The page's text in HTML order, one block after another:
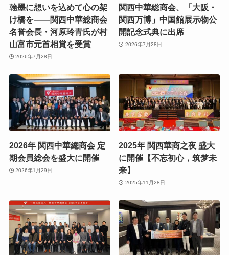
翰墨に想いを込めて心の架
け橋を——関西中華総商会
名誉会長・河原玲青氏が村
山富市元首相賞を受賞
2026年7月28日
関西中華総商会、「大阪・
関西万博」中国館展示物公
開記念式典に出席
2026年7月28日
2026年 関西中華總商会 定
期会員総会を盛大に開催
2026年1月29日
2025年 関西華商之夜 盛大
に開催【不忘初心，筑梦未
来】
2025年11月28日